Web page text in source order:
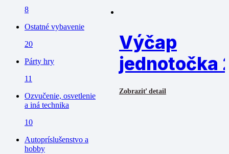
8
Ostatné vybavenie
20
Párty hry
11
Ozvučenie, osvetlenie
a iná technika
10
Autopríslušenstvo a
hobby
Výčap
jednotočka
Zobraziť detail